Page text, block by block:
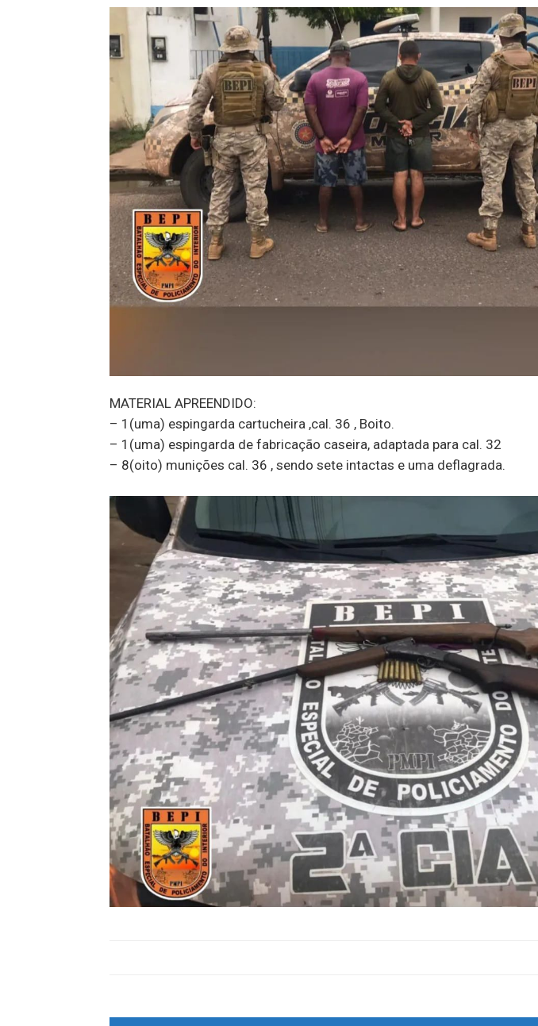
MATERIAL APREENDIDO:
– ⁠1(uma) espingarda cartucheira ,cal. 36 , Boito.
– ⁠1(uma) espingarda de fabricação caseira, adaptada para cal. 32
– ⁠8(oito) munições cal. 36 , sendo sete intactas e uma deflagrada.